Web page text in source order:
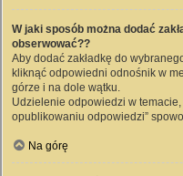
W jaki sposób można dodać
obserwować??
Aby dodać zakładkę do
kliknąć odpowiedni odnośnik w
górze i na dole wątku.
Udzielenie odpowiedzi w
opublikowaniu odpowiedzi”
Na górę